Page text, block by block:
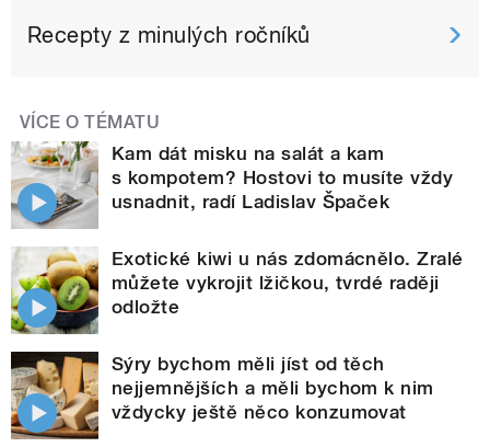
Recepty z minulých ročníků
VÍCE O TÉMATU
Kam dát misku na salát a kam
s kompotem? Hostovi to musíte vždy
usnadnit, radí Ladislav Špaček
Exotické kiwi u nás zdomácnělo. Zralé
můžete vykrojit lžičkou, tvrdé raději
odložte
Sýry bychom měli jíst od těch
nejjemnějších a měli bychom k nim
vždycky ještě něco konzumovat